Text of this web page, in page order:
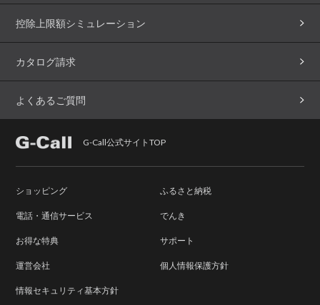
控除上限額シミュレーション
カタログ請求
よくあるご質問
G-Call公式サイトTOP
ショッピング ふるさと納税
電話・通信サービス でんき
お得な特典 サポート
運営会社 個人情報保護方針
情報セキュリティ基本方針